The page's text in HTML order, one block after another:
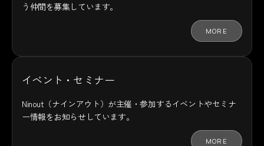
う仲間を募集しています。
MORE
イベント・セミナー
Ninout（ナインアウト）が主催・参加するイベントやセミナ
ー情報をお知らせしています。
MORE